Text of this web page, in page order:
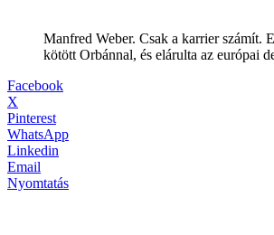
Manfred Weber. Csak a karrier számít.
kötött Orbánnal, és elárulta az európai
Facebook
X
Pinterest
WhatsApp
Linkedin
Email
Nyomtatás